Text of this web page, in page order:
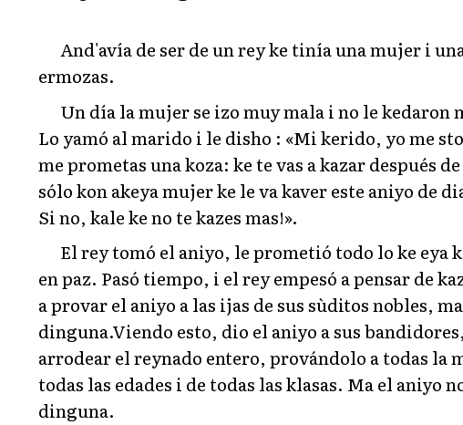
And'avía de ser de un rey ke tinía una mujer i
ermozas.
Un día la mujer se izo muy mala i no le kedaron
Lo yamó al marido i le disho : «Mi kerido, yo me
me prometas una koza: ke te vas a kazar después
sólo kon akeya mujer ke le va kaver este aniyo de
Si no, kale ke no te kazes mas!».
El rey tomó el aniyo, le prometió todo lo ke eya
en paz. Pasó tiempo, i el rey empesó a pensar de
a provar el aniyo a las ijas de sus sùditos nobles,
dinguna.Viendo esto, dio el aniyo a sus
arrodear el reynado entero, provándolo a todas la
todas las edades i de todas las klasas. Ma el aniyo
dinguna.